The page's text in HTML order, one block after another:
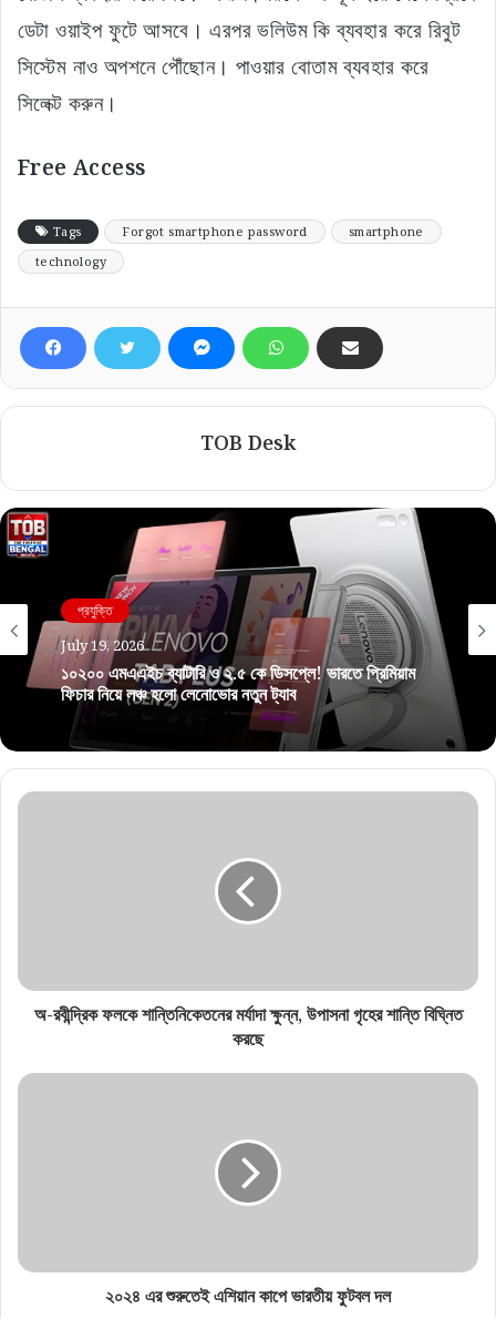
ডেটা ওয়াইপ ফুটে আসবে। এরপর ভলিউম কি ব্যবহার করে রিবুট
সিস্টেম নাও অপশনে পৌঁছোন। পাওয়ার বোতাম ব্যবহার করে
সিলেক্ট করুন।
Free Access
Tags Forgot smartphone password
smartphone
technology
TOB Desk
প্রযুক্তি
July 19, 2026
১০২০০ এমএএইচ ব্যাটারি ও ২.৫ কে ডিসপ্লে! ভারতে প্রিমিয়াম
ফিচার নিয়ে লঞ্চ হলো লেনোভোর নতুন ট্যাব
অ-রবীন্দ্রিক ফলকে শান্তিনিকেতনের মর্যাদা ক্ষুন্ন, উপাসনা গৃহের শান্তি বিঘ্নিত
করছে
২০২৪ এর শুরুতেই এশিয়ান কাপে ভারতীয় ফুটবল দল